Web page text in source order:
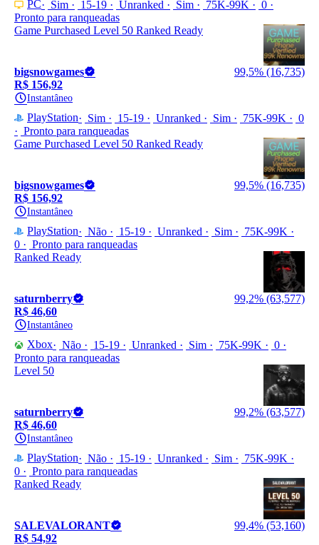
PC Sim 15-19 Unranked Sim 75K-99K
0
Pronto para ranqueadas
Game Purchased Level 50 Ranked Ready
bigsnowgames
99,5% (16,735)
R$ 156,92
Instantâneo
PlayStation Sim 15-19 Unranked Sim 75K-99K
0
Pronto para ranqueadas
Game Purchased Level 50 Ranked Ready
bigsnowgames
99,5% (16,735)
R$ 156,92
Instantâneo
PlayStation Não 15-19 Unranked Sim
75K-99K
0
Pronto para ranqueadas
Ranked Ready
saturnberry
99,2% (63,577)
R$ 46,60
Instantâneo
Xbox Não 15-19 Unranked Sim 75K-99K
0
Pronto para ranqueadas
Level 50
saturnberry
99,2% (63,577)
R$ 46,60
Instantâneo
PlayStation Não 15-19 Unranked Sim
75K-99K
0
Pronto para ranqueadas
Ranked Ready
SALEVALORANT
99,4% (53,160)
R$ 54,92